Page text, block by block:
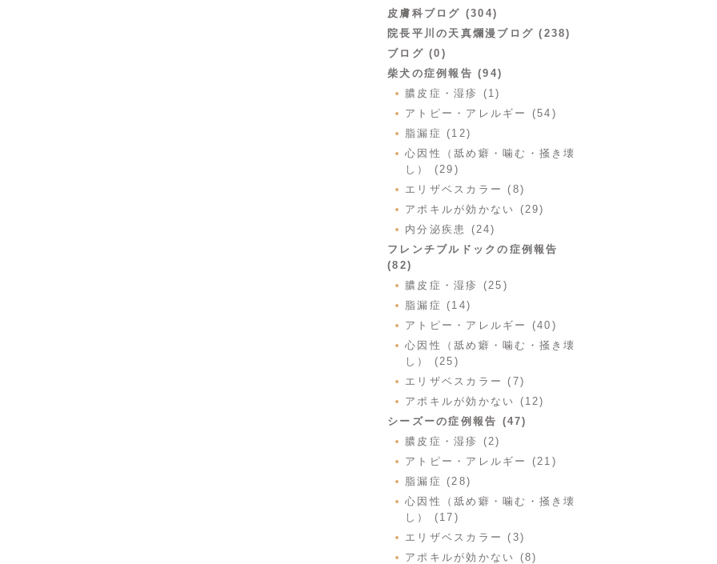
皮膚科ブログ (304)
院長平川の天真爛漫ブログ (238)
ブログ (0)
柴犬の症例報告 (94)
膿皮症・湿疹 (1)
アトピー・アレルギー (54)
脂漏症 (12)
心因性（舐め癖・噛む・掻き壊
し） (29)
エリザベスカラー (8)
アポキルが効かない (29)
内分泌疾患 (24)
フレンチブルドックの症例報告
(82)
膿皮症・湿疹 (25)
脂漏症 (14)
アトピー・アレルギー (40)
心因性（舐め癖・噛む・掻き壊
し） (25)
エリザベスカラー (7)
アポキルが効かない (12)
シーズーの症例報告 (47)
膿皮症・湿疹 (2)
アトピー・アレルギー (21)
脂漏症 (28)
心因性（舐め癖・噛む・掻き壊
し） (17)
エリザベスカラー (3)
アポキルが効かない (8)